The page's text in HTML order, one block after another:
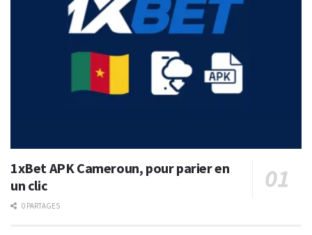
1xBet APK Cameroun, pour parier en
un clic
0 PARTAGES